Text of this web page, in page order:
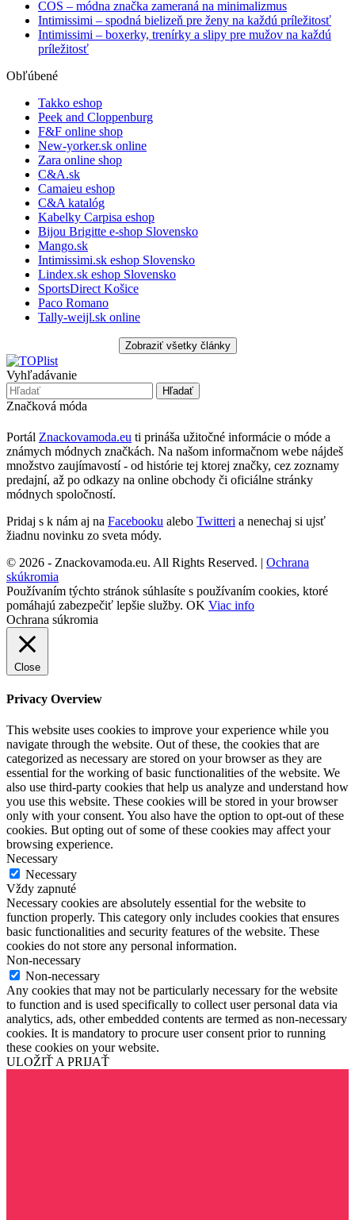
COS – módna značka zameraná na minimalizmus
Intimissimi – spodná bielizeň pre ženy na každú príležitosť
Intimissimi – boxerky, trenírky a slipy pre mužov na každú
príležitosť
Obľúbené
Takko eshop
Peek and Cloppenburg
F&F online shop
New-yorker.sk online
Zara online shop
C&A.sk
Camaieu eshop
C&A katalóg
Kabelky Carpisa eshop
Bijou Brigitte e-shop Slovensko
Mango.sk
Intimissimi.sk eshop Slovensko
Lindex.sk eshop Slovensko
SportsDirect Košice
Paco Romano
Tally-weijl.sk online
Vyhľadávanie
Značková móda
Portál Znackovamoda.eu ti prináša užitočné informácie o móde a
známych módnych značkách. Na našom informačnom webe nájdeš
množstvo zaujímavostí - od histórie tej ktorej značky, cez zoznamy
predajní, až po odkazy na online obchody či oficiálne stránky
módnych spoločností.
Pridaj s k nám aj na Facebooku alebo Twitteri a nenechaj si ujsť
žiadnu novinku zo sveta módy.
© 2026 - Znackovamoda.eu. All Rights Reserved. | Ochrana
skúkromia
Používaním týchto stránok súhlasíte s používaním cookies, ktoré
pomáhajú zabezpečiť lepšie služby. OK Viac info
Ochrana súkromia
Close
Privacy Overview
This website uses cookies to improve your experience while you
navigate through the website. Out of these, the cookies that are
categorized as necessary are stored on your browser as they are
essential for the working of basic functionalities of the website. We
also use third-party cookies that help us analyze and understand how
you use this website. These cookies will be stored in your browser
only with your consent. You also have the option to opt-out of these
cookies. But opting out of some of these cookies may affect your
browsing experience.
Necessary
Necessary
Vždy zapnuté
Necessary cookies are absolutely essential for the website to
function properly. This category only includes cookies that ensures
basic functionalities and security features of the website. These
cookies do not store any personal information.
Non-necessary
Non-necessary
Any cookies that may not be particularly necessary for the website
to function and is used specifically to collect user personal data via
analytics, ads, other embedded contents are termed as non-necessary
cookies. It is mandatory to procure user consent prior to running
these cookies on your website.
ULOŽIŤ A PRIJAŤ